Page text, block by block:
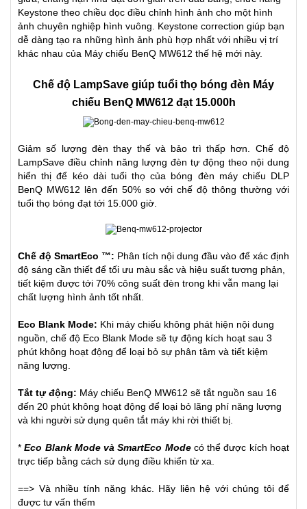
Keystone theo chiều dọc điều chỉnh hình ảnh cho một hình
ảnh chuyên nghiệp hình vuông. Keystone correction giúp bạn
dễ dàng tạo ra những hình ảnh phù hợp nhất với nhiều vị trí
khác nhau của Máy chiếu BenQ MW612 thế hệ mới này.
Chế độ LampSave giúp tuổi thọ bóng đèn Máy
chiếu BenQ MW612 đạt 15.000h
Giảm số lượng đèn thay thế và bảo trì thấp hơn. Chế độ
LampSave điều chỉnh năng lượng đèn tự động theo nội dung
hiển thị để kéo dài tuổi thọ của bóng đèn máy chiếu DLP
BenQ MW612 lên đến 50% so với chế độ thông thường với
tuổi thọ bóng đạt tới 15.000 giờ.
Chế độ SmartEco ™: Phân tích nội dung đầu vào để xác định
độ sáng cần thiết để tối ưu màu sắc và hiệu suất tương phản,
tiết kiệm được tới 70% công suất đèn trong khi vẫn mang lại
chất lượng hình ảnh tốt nhất.
Eco Blank Mode: Khi máy chiếu không phát hiện nội dung
nguồn, chế độ Eco Blank Mode sẽ tự động kích hoạt sau 3
phút không hoạt động để loại bỏ sự phân tâm và tiết kiệm
năng lượng.
Tắt tự động: Máy chiếu BenQ MW612 sẽ tắt nguồn sau 16
đến 20 phút không hoạt động để loại bỏ lãng phí năng lượng
và khi người sử dụng quên tắt máy khi rời thiết bị.
* Eco Blank Mode và SmartEco Modecó thể được kích hoạt
trực tiếp bằng cách sử dụng điều khiển từ xa.
==> Và nhiều tính năng khác. Hãy liên hệ với chúng tôi để
được tư vấn thếm